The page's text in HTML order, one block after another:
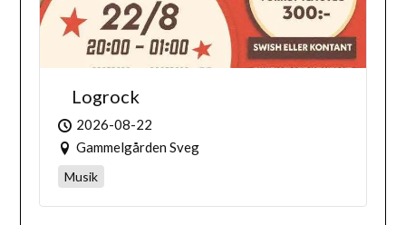
Logrock
2026-08-22
Gammelgården Sveg
Musik